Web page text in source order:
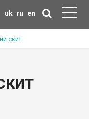
uk ru en
скит